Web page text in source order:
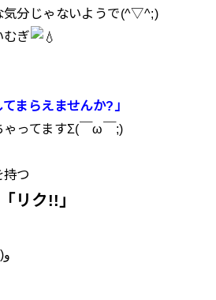
気分じゃないようで(^▽^;)
むぎ
まらえませんか?」
ゃってますΣ(￣ω￣;)
持つ
「リク!!」
ともうひと押し(๑•̀ㅂ•́)و